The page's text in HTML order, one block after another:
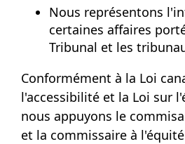
Nous représentons
certaines affaires
Tribunal et les
Conformément à la Loi
l'accessibilité et la Loi sur
nous appuyons le
et la commissaire à